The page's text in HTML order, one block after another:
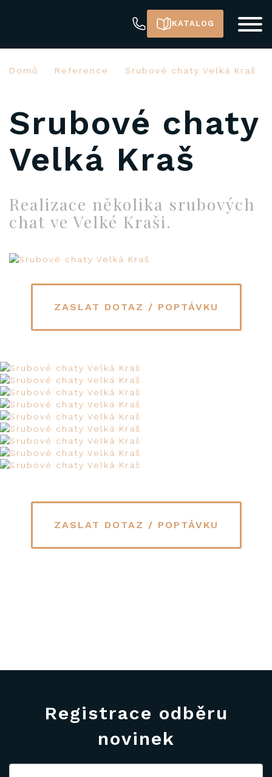
KATALOG
Domů Reference Srubové chaty Velká Kraš
Srubové chaty
Velká Kraš
Realizace několika srubových
chat ve Velké Kraši.
ZASLAT DOTAZ / POPTÁVKU
ZASLAT DOTAZ / POPTÁVKU
Registrace odběru
novinek